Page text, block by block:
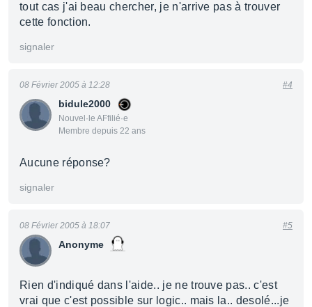
tout cas j'ai beau chercher, je n'arrive pas à trouver
cette fonction.
signaler
bidule2000
Nouvel·le AFfilié·e
Membre depuis 22 ans
08 Février 2005 à 12:28 #4
Aucune réponse?
signaler
Anonyme
08 Février 2005 à 18:07 #5
Rien d'indiqué dans l'aide.. je ne trouve pas.. c'est
vrai que c'est possible sur logic.. mais la.. desolé...je